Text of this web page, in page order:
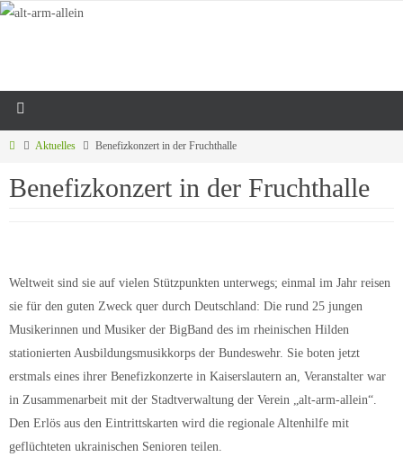
Aktuelles Benefizkonzert in der Fruchthalle
Benefizkonzert in der Fruchthalle
Weltweit sind sie auf vielen Stützpunkten unterwegs; einmal im Jahr reisen
sie für den guten Zweck quer durch Deutschland: Die rund 25 jungen
Musikerinnen und Musiker der BigBand des im rheinischen Hilden
stationierten Ausbildungsmusikkorps der Bundeswehr. Sie boten jetzt
erstmals eines ihrer Benefizkonzerte in Kaiserslautern an, Veranstalter war
in Zusammenarbeit mit der Stadtverwaltung der Verein „alt-arm-allein“.
Den Erlös aus den Eintrittskarten wird die regionale Altenhilfe mit
geflüchteten ukrainischen Senioren teilen.